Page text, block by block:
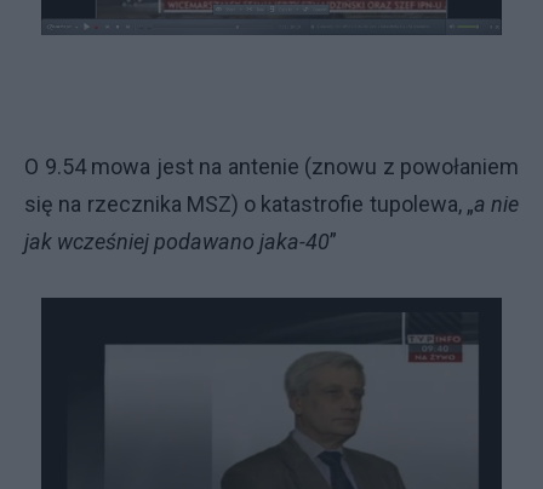
O 9.54 mowa jest na antenie (znowu z powołaniem
się na rzecznika MSZ) o katastrofie tupolewa, „a nie
jak wcześniej podawano jaka-40”